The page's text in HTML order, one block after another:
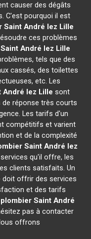
causer des dégâts
C'est pourquoi il est
Saint André lez Lille
ces problèmes
Saint André lez Lille
tels que des
cassés, des toilettes
etc. Les
André lez Lille sont
de réponse très courts
Les tarifs d'un
compétitifs et varient
et de la complexité
Saint André lez
qu'il offre, les
clients satisfaits. Un
doit offrir des services
et des tarifs
plombier Saint André
pas à contacter
offrons